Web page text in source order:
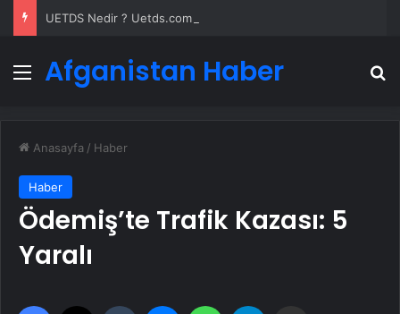
Menü
Afganistan Haber
Anasayfa / Haber
Haber
Ödemiş’te Trafik Kazası: 5
Yaralı
Facebook Tumblr MessengerWhatsApp